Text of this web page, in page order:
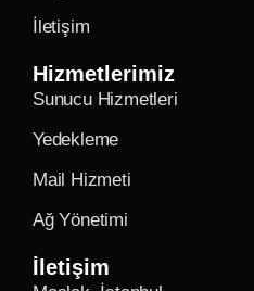
İletişim
Hizmetlerimiz
Sunucu Hizmetleri
Yedekleme
Mail Hizmeti
Ağ Yönetimi
İletişim